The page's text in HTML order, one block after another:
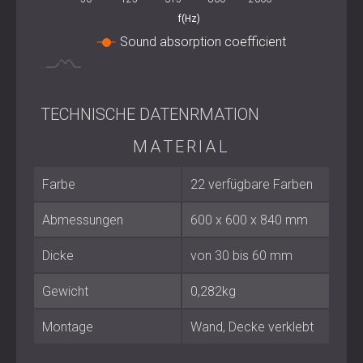
Wichtige Spezifikationen
Kernmaterial: technischer Polyurethanschaum,
Oberflächenveredelung: Akustikstoff
Dreiecksmodule)
Dickenbereich: 3 – 5 cm
Brandschutzklasse: B-s2, d0
Pflege: Mit feuchtem Tuch oder mildem
Akustischer Bereich: effektive Absorption im
f(Hz)
Sound absorption coefficient
TECHNISCHE DATENRMATION
MATERIAL
Farbe 22 verfügbare Farben
Abmessungen 600 x 600 x 840 mm
Dicke von 30 bis 60 mm
Gewicht 0,282kg
Montage Wand, Decke verklebt